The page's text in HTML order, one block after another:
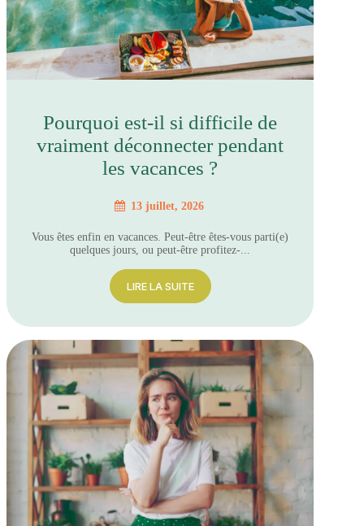
Pourquoi est-il si difficile de
vraiment déconnecter pendant
les vacances ?
13 juillet, 2026
Vous êtes enfin en vacances. Peut-être êtes-vous parti(e)
quelques jours, ou peut-être profitez-...
LIRE LA SUITE